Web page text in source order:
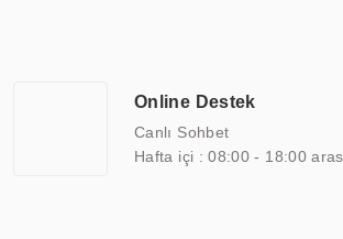
arasında yer almaktadır. ERPA Teknoloji,
yılların getirdiği bilgi ve tecrübe ile
Online Destek
Canlı Sohbet
Hafta içi : 08:00 - 18:00